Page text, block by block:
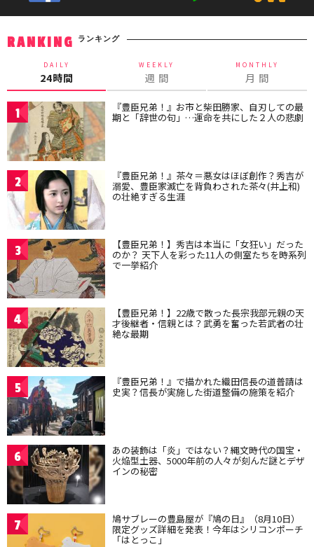
RANKING ランキング
DAILY
24時間
WEEKLY
週 間
MONTHLY
月 間
1 『豊臣兄弟！』お市と柴田勝家、自刃しての最
期と「辞世の句」…運命を共にした２人の悲劇
2 『豊臣兄弟！』茶々＝悪女はほぼ創作？秀吉が
溺愛、豊臣家滅亡を背負わされた茶々(井上和)
の壮絶すぎる生涯
3 【豊臣兄弟！】秀吉は本当に「女狂い」だった
のか？ 天下人を彩った11人の側室たちを時系列
で一挙紹介
4 【豊臣兄弟！】22歳で散った長宗我部元親の天
才後継者・信親とは？武勇を奮った若武者の壮
絶な最期
5 『豊臣兄弟！』で描かれた織田信長の道普請は
史実？信長が実施した街道整備の施策を紹介
6 あの装飾は「炎」ではない？縄文時代の国宝・
火焔型土器、5000年前の人々が刻んだ謎とデザ
インの秘密
7 鳩サブレーの豊島屋が『鳩の日』（8月10日）
限定グッズ詳細を発表！今年はシリコンポーチ
「はとっこ」